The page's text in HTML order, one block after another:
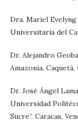
Dra. Mariel
Universitaria del
Dr. Alejandro
Amazonia.
Dr. José Ángel
Universidad
Sucre”. Caracas,